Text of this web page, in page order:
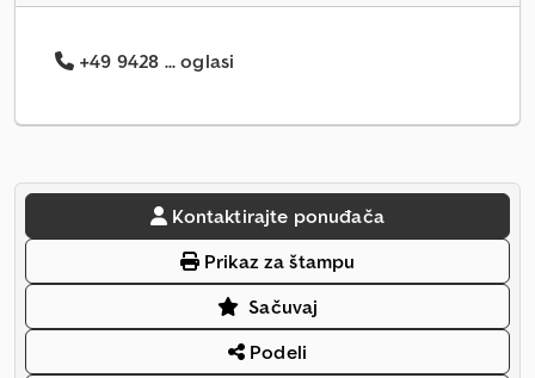
+49 9428 ... oglasi
Kontaktirajte ponuđača
Prikaz za štampu
Sačuvaj
Podeli